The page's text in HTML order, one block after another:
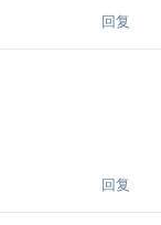
回复
回复